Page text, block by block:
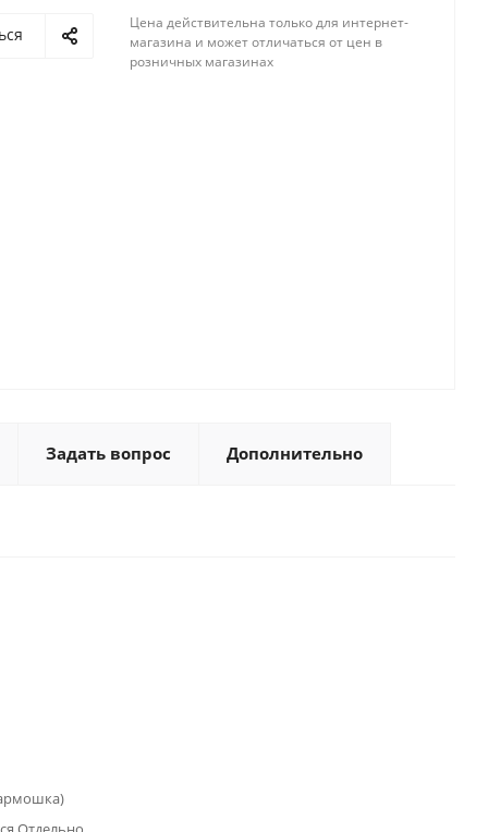
Цена действительна только для интернет-
магазина и может отличаться от цен в
розничных магазинах
Задать вопрос Дополнительно